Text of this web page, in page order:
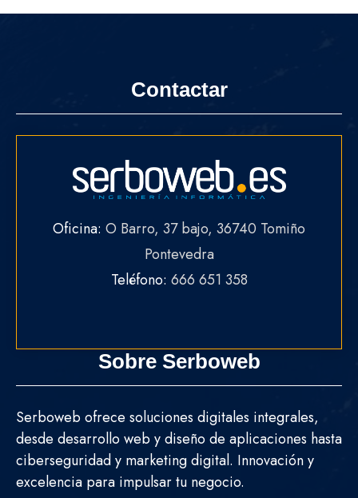
Sobre Serboweb
Serboweb ofrece soluciones digitales integrales,
desde desarrollo web y diseño de aplicaciones hasta
ciberseguridad y marketing digital. Innovación y
excelencia para impulsar tu negocio.
Contactar
Oficina: O Barro, 37 bajo, 36740 Tomiño
Pontevedra
Teléfono: 666 651 358